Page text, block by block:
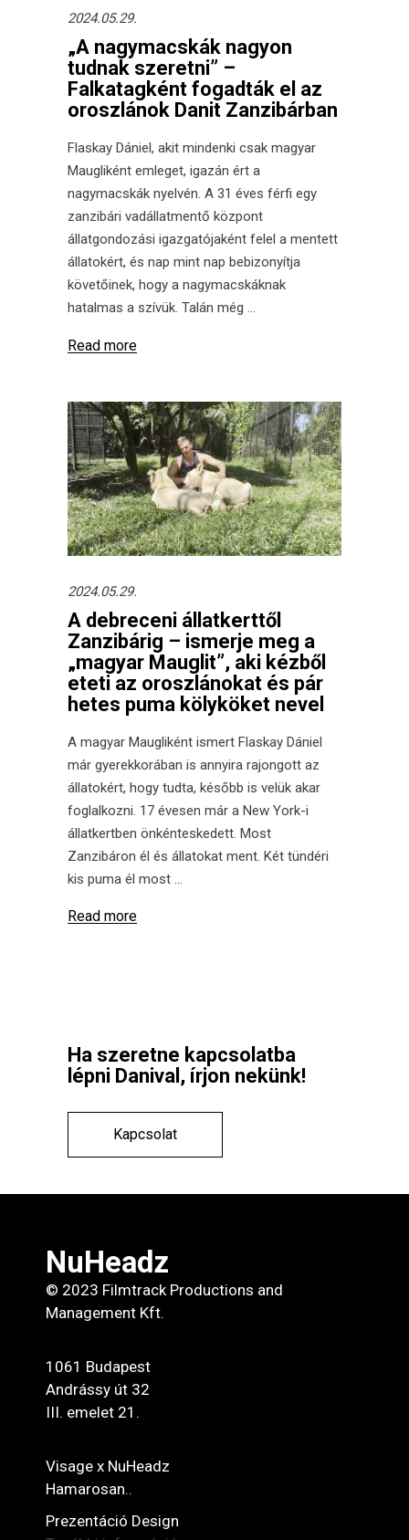
2024.05.29.
„A nagymacskák nagyon
tudnak szeretni” –
Falkatagként fogadták el az
oroszlánok Danit Zanzibárban
Flaskay Dániel, akit mindenki csak magyar
Maugliként emleget, igazán ért a
nagymacskák nyelvén. A 31 éves férfi egy
zanzibári vadállatmentő központ
állatgondozási igazgatójaként felel a mentett
állatokért, és nap mint nap bebizonyítja
követőinek, hogy a nagymacskáknak
hatalmas a szívük. Talán még
Read more
2024.05.29.
A debreceni állatkerttől
Zanzibárig – ismerje meg a
„magyar Mauglit”, aki kézből
eteti az oroszlánokat és pár
hetes puma kölyköket nevel
A magyar Maugliként ismert Flaskay Dániel
már gyerekkorában is annyira rajongott az
állatokért, hogy tudta, később is velük akar
foglalkozni. 17 évesen már a New York-i
állatkertben önkénteskedett. Most
Zanzibáron él és állatokat ment. Két tündéri
kis puma él most
Read more
Ha szeretne kapcsolatba
lépni Danival, írjon nekünk!
Kapcsolat
NuHeadz
© 2023 Filmtrack Productions and
Management Kft.
1061 Budapest
Andrássy út 32
III. emelet 21.
Visage x NuHeadz
Hamarosan..
Prezentáció Design